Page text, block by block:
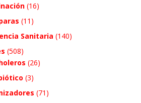
(16)
(11)
Sanitaria (140)
(508)
(26)
(3)
(71)